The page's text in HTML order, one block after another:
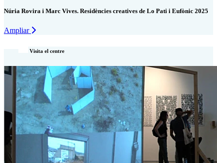
Núria Rovira i Marc Vives. Residències creatives de Lo Pati i Eufònic 2025
Ampliar
Visita el centre